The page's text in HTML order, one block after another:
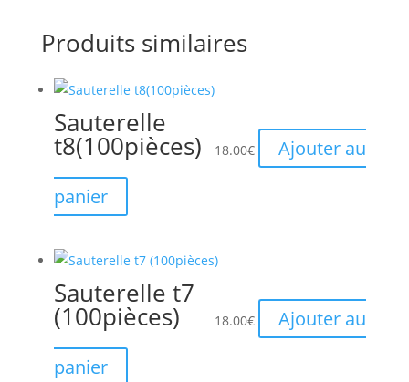
Produits similaires
Sauterelle
t8(100pièces) 18.00€
Ajouter au
panier
Sauterelle t7
(100pièces) 18.00€
Ajouter au
panier